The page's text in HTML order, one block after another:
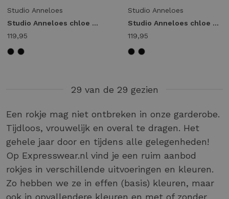
Studio Anneloes
Studio Anneloes chloe skirt 91534 9000 black
119,95
Studio Anneloes
Studio Anneloes chloe skirt 91534 6900 dark blue
119,95
29 van de 29 gezien
Een rokje mag niet ontbreken in onze garderobe.
Tijdloos, vrouwelijk en overal te dragen. Het
gehele jaar door en tijdens alle gelegenheden!
Op Expresswear.nl vind je een ruim aanbod
rokjes in verschillende uitvoeringen en kleuren.
Zo hebben we ze in effen (basis) kleuren, maar
ook in opvallendere kleuren en met of zonder